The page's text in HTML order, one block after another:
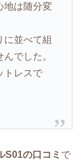
地は随分変
に並べて組
でした。
トレスで
S01の口コミ で